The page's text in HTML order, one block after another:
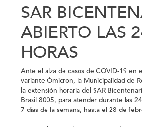
SAR
ABIERTO LAS
HORAS
Ante el alza de casos de COVID-19 en
variante Ómicron, la Municipalidad de
la extensión horaria del SAR
Brasil 8005, para atender durante las
7 días de la semana, hasta el 28 de